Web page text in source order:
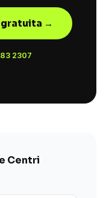
gratuita →
2307
Centri